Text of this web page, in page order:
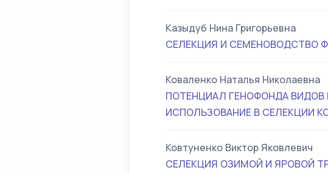
Казыдуб Нина Григорьевна
СЕЛЕКЦИЯ И СЕМЕНОВОДСТВО
Коваленко Наталья Николаевна
ПОТЕНЦИАЛ ГЕНОФОНДА ВИДОВ
ИСПОЛЬЗОВАНИЕ В СЕЛЕКЦИИ
Ковтуненко Виктор Яковлевич
СЕЛЕКЦИЯ ОЗИМОЙ И ЯРОВОЙ